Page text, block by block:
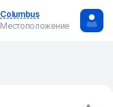
Columbus
Местоположение